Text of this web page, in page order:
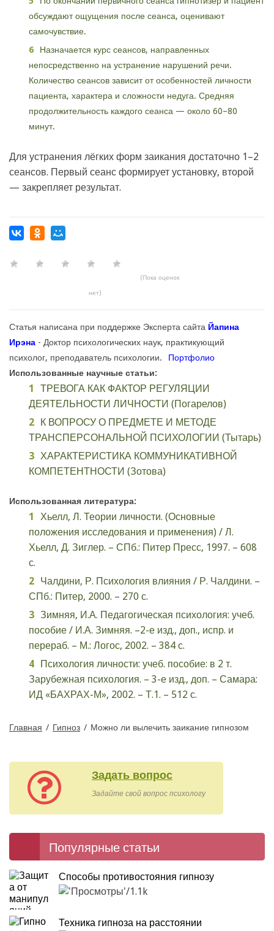
обсуждают ощущения после сеанса, оценивают
самочувствие.
Назначается курс сеансов, направленных
непосредственно на устранение нарушений речи.
Количество сеансов зависит от особенностей личности
пациента, характера и сложности недуга. Средняя
продолжительность каждого сеанса — около 60–80
минут.
Для устранения лёгких форм заикания достаточно 1–2
сеансов. Первый сеанс формирует установку, второй
— закрепляет результат.
(Пока оценок
нет)
Статья написана при поддержке Эксперта сайта Йапина
Ирэна - Доктор психологических наук, практикующий
психолог, преподаватель психологии.
Портфолио
Использованные научные статьи:
ТРЕВОГА КАК ФАКТОР РЕГУЛЯЦИИ
ДЕЯТЕЛЬНОСТИ ЛИЧНОСТИ (Погарелов)
К ВОПРОСУ О ПРЕДМЕТЕ И МЕТОДЕ
ТРАНСПЕРСОНАЛЬНОЙ ПСИХОЛОГИИ (Тытарь)
ХАРАКТЕРИСТИКА КОММУНИКАТИВНОЙ
КОМПЕТЕНТНОСТИ (Зотова)
Использованная литература:
Хьелл, Л. Теории личности. (Основные
положения исследования и применения) / Л.
Хьелл, Д. Зиглер. – СПб.: Питер Пресс, 1997. – 608
с.
Чалдини, Р. Психология влияния / Р. Чалдини. –
СПб.: Питер, 2000. – 270 с.
Зимняя, И.А. Педагогическая психология: учеб.
пособие / И.А. Зимняя. –2-е изд., доп., испр. и
перераб. – М.: Логос, 2002. – 384 с.
Психология личности: учеб. пособие: в 2 т.
Зарубежная психология. – 3-е изд., доп. – Самара:
ИД «БАХРАХ-М», 2002. – Т.1. – 512 с.
Главная / Гипноз / Можно ли вылечить заикание гипнозом
Задать вопрос
Задайте свой вопрос психологу
Популярные статьи
Способы противостояния гипнозу
1.1k
Техника гипноза на расстоянии